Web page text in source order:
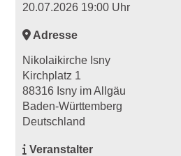
20.07.2026 19:00 Uhr
Adresse
Nikolaikirche Isny
Kirchplatz 1
88316 Isny im Allgäu
Baden-Württemberg
Deutschland
Veranstalter